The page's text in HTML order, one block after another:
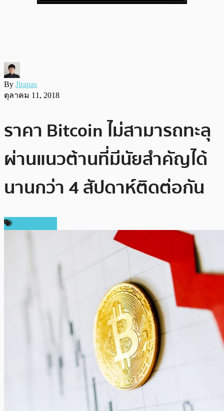
By Jirapas
ตุลาคม 11, 2018
ราคา Bitcoin ไม่สามารถทะลุ
ผ่านแนวต้านที่มีนัยสำคัญได้
นานกว่า 4 สัปดาห์ติดต่อกัน